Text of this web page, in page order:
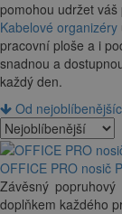
pomohou udržet
Kabelové organizéry
pracovní ploše a i
snadnou a
každý den.
Od
OFFICE PRO nosič
Závěsný
doplňkem každého